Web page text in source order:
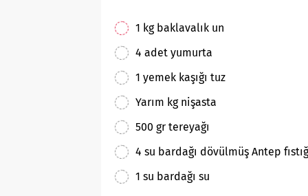
1 kg baklavalık un
4 adet yumurta
1 yemek kaşığı tuz
Yarım kg nişasta
500 gr tereyağı
4 su bardağı dövülmüş Antep
1 su bardağı su